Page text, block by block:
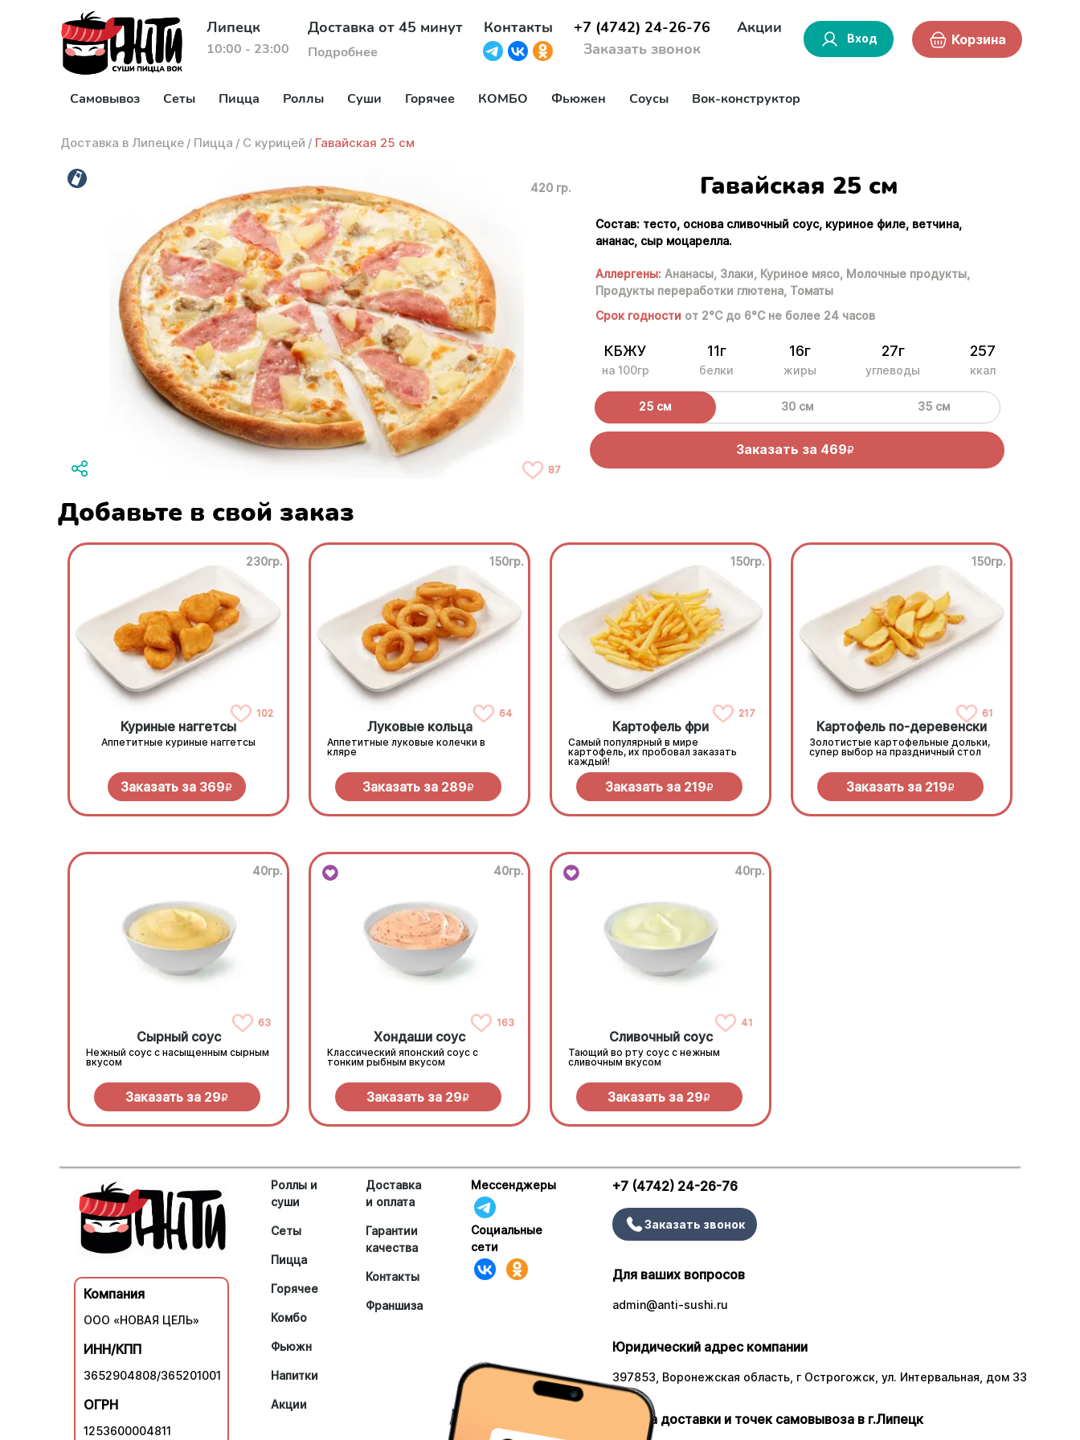
Липецк
10:00 - 23:00
Доставка от 45 минут
Подробнее
Контакты
+7 (4742) 24-26-76
Заказать звонок
Акции
Вход Корзина
Самовывоз Сеты Пицца Роллы Суши Горячее КОМБО Фьюжен Соусы Вок-конструктор
Доставка в Липецке / Пицца / С курицей / Гавайская 25 см
420 гр.
87
Гавайская 25 см
Состав: тесто, основа сливочный соус, куриное филе, ветчина,
ананас, сыр моцарелла.
Аллергены: Ананасы, Злаки, Куриное мясо, Молочные продукты,
Продукты переработки глютена, Томаты
Срок годности от 2°С до 6°С не более 24 часов
КБЖУ
на 100гр
11г
белки
16г
жиры
27г
углеводы
257
ккал
25 см 30 см 35 см
Заказать за 469R
Добавьте в свой заказ
230гр.
102
Куриные наггетсы
Аппетитные куриные наггетсы
Заказать за 369R
150гр.
64
Луковые кольца
Аппетитные луковые колечки в
кляре
Заказать за 289R
150гр.
217
Картофель фри
Самый популярный в мире
картофель, их пробовал заказать
каждый!
Заказать за 219R
150гр.
61
Картофель по-деревенски
Золотистые картофельные дольки,
супер выбор на праздничный стол
Заказать за 219R
40гр.
63
Сырный соус
Нежный соус с насыщенным сырным
вкусом
Заказать за 29R
40гр.
163
Хондаши соус
Классический японский соус с
тонким рыбным вкусом
Заказать за 29R
40гр.
41
Сливочный соус
Тающий во рту соус с нежным
сливочным вкусом
Заказать за 29R
Компания
ООО «НОВАЯ ЦЕЛЬ»
ИНН/КПП
3652904808/365201001
ОГРН
1253600004811
Роллы и
суши
Сеты
Пицца
Горячее
Комбо
Фьюжн
Напитки
Акции
Доставка
и оплата
Гарантии
качества
Контакты
Франшиза
Мессенджеры
Социальные
сети
+7 (4742) 24-26-76
Заказать звонок
Для ваших вопросов
admin@anti-sushi.ru
Юридический адрес компании
397853, Воронежская область, г Острогожск, ул. Интервальная, дом 33
Работа доставки и точек самовывоза в г.Липецк